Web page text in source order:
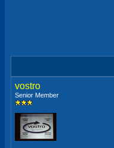
vostro
Senior Member